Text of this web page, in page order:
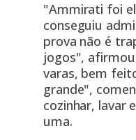
"Ammirati foi
conseguiu
prova não é
jogos",
varas, bem
grande",
cozinhar, lavar
uma.